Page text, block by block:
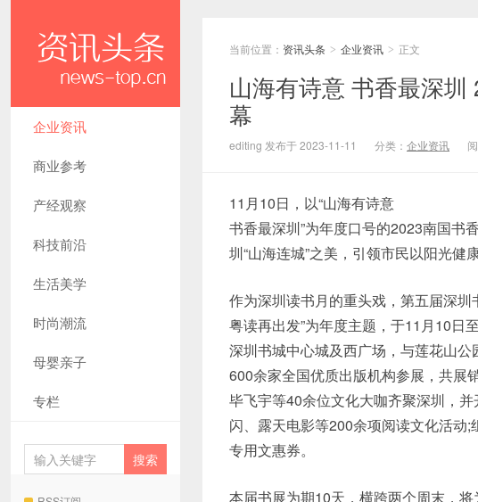
企业资讯
商业参考
产经观察
科技前沿
生活美学
时尚潮流
母婴亲子
专栏
当前位置： 资讯头条 > 企业资讯 > 正文
山海有诗意 书香最深
幕
editing 发布于 2023-11-11 分类： 企业资讯
11月10日，以“山海有诗意
书香最深圳”为年度口号的2023南国书
圳“山海连城”之美，引领市民以阳光
作为深圳读书月的重头戏，第五届深圳
粤读再出发”为年度主题，于11月10日
深圳书城中心城及西广场，与莲花山
600余家全国优质出版机构参展，共展
毕飞宇等40余位文化大咖齐聚深圳，
闪、露天电影等200余项阅读文化活动
专用文惠券。
本届书展为期10天，横跨两个周末，